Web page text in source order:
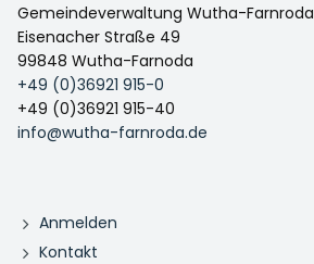
Gemeindeverwaltung Wutha-Farnroda
Eisenacher Straße 49
99848 Wutha-Farnoda
+49 (0)36921 915-0
+49 (0)36921 915-40
info@wutha-farnroda.de
Anmelden
Kontakt